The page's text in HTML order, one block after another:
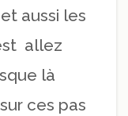
aussi les
allez
là
ces pas